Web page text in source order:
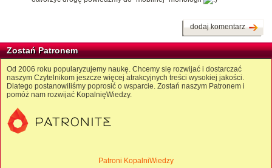
dodaj komentarz
Zostań Patronem
Od 2006 roku popularyzujemy naukę. Chcemy się rozwijać i dostarczać
naszym Czytelnikom jeszcze więcej atrakcyjnych treści wysokiej jakości.
Dlatego postanowiliśmy poprosić o wsparcie. Zostań naszym Patronem i
pomóż nam rozwijać KopalnięWiedzy.
Patroni KopalniWiedzy